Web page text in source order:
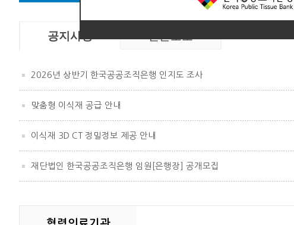
공지사항
2026년 상반기 한국공공조직은행 인지도 조사
맞춤형 이식재 공급 안내
이식재 3D CT 정밀정보 제공 안내
재단법인 한국공공조직은행 임원[은행장] 공개모집